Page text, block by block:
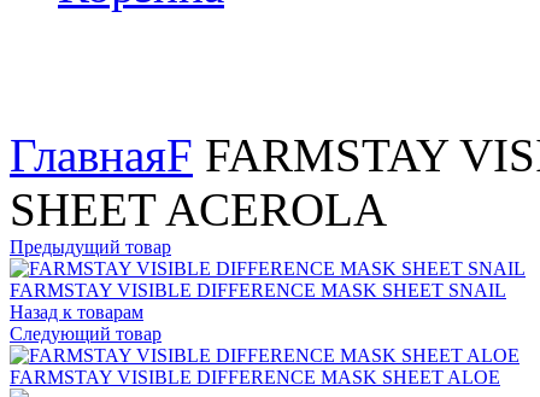
ГлавнаяF FARMSTAY
SHEET ACEROLA
Предыдущий товар
FARMSTAY VISIBLE DIFFERENCE MASK SHEET SNAIL
Назад к товарам
Следующий товар
FARMSTAY VISIBLE DIFFERENCE MASK SHEET ALOE